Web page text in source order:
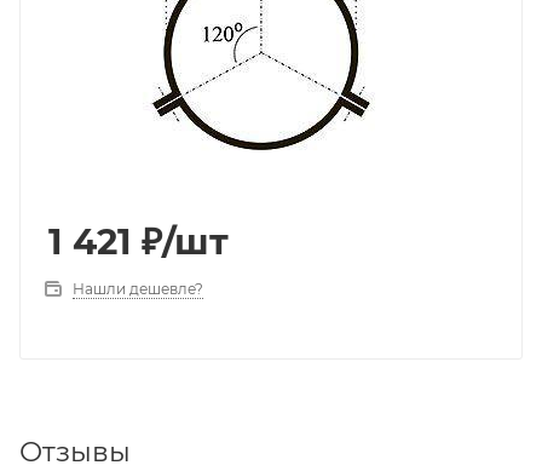
1 421 ₽/шт
Нашли дешевле?
Отзывы